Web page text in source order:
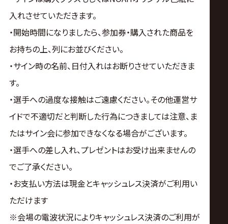
入れさせていただきます。
・開始時間になりましたら、参加券・購入された商品を
お持ちの上、列にお並びください。
・サイン時の名前、日付入れはお断りさせていただきま
す。
・選手への過度な接触はご遠慮ください。その他運営サ
イドで不適切だと判断した行為につきましては注意、ま
たはサイン会に参加できなくなる場合がございます。
・選手への差し入れ、プレゼントはお受け出来ませんの
でご了承ください。
・お支払い方法は現金とキャッシュレス決済がご利用い
ただけます
※会場の電波状況によりキャッシュレス決済のご利用が